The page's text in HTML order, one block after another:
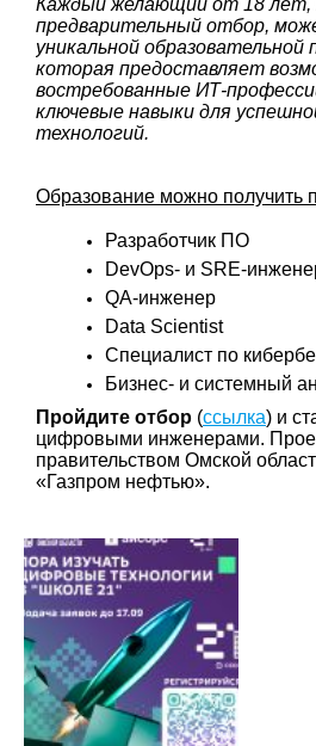
Каждый желающий от 18 лет,
предварительный отбор,
уникальной образовательной
которая предоставляет
востребованные ИТ-
ключевые навыки для
технологий.
Образование можно получить
Разработчик ПО
DevOps- и SRE-
QA-инженер
Data Scientist
Специалист по
Бизнес- и системный
Пройдите отбор (ссылка) и
цифровыми инженерами.
правительством Омской
«Газпром нефтью».